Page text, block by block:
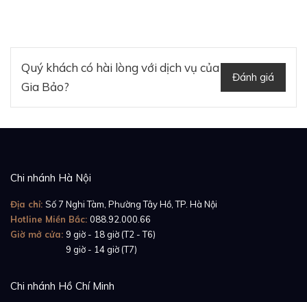
trắng, được tạo nhiều rãnh khía để có thể tỏa sáng
Sapphire đi kèm kính Cyclops, làm nổi bật hơn ô cửa
sổ lịch ngày.
0046 sử dụng dây Oyster khỏe khoắn và cứng cáp.
Quý khách có hài lòng với dịch vụ của
Gia Bảo?
Đánh giá
Chi nhánh Hà Nội
Địa chỉ: Số 7 Nghi Tàm, Phường Tây Hồ, TP. Hà Nội
Hotline Miền Bắc: 088.92.000.66
Giờ mở cửa: 9 giờ - 18 giờ (T2 - T6)
9 giờ - 14 giờ (T7)
Chi nhánh Hồ Chí Minh